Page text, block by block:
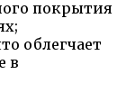
покрытия
облегчает
в